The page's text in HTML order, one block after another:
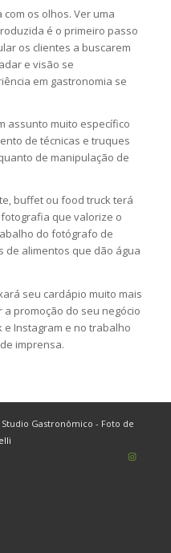
os olhos. Ver uma
é o primeiro passo
os clientes a buscarem
e visão se
em gastronomia se
assunto muito específico
de técnicas e truques
de manipulação de
buffet ou food truck terá
que valorize o
do fotógrafo de
de alimentos que dão água
seu cardápio muito mais
promoção do seu negócio
e Instagram e no trabalho
imprensa.
Gastronômico - Foto de